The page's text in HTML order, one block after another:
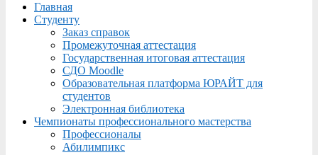
Menu
Главная
Студенту
Заказ справок
Промежуточная аттестация
Государственная итоговая аттестация
СДО Moodle
Образовательная платформа ЮРАЙТ для
студентов
Электронная библиотека
Чемпионаты профессионального мастерства
Профессионалы
Абилимпикс